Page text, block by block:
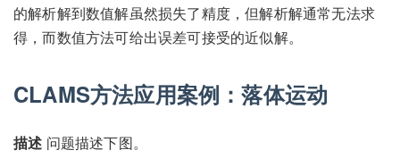
的解析解到数值解虽然损失了精度，但解析解通常无法求
得，而数值方法可给出误差可接受的近似解。
CLAMS方法应用案例：落体运动
描述 问题描述下图。